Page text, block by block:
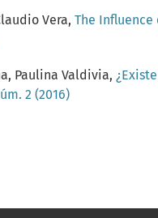
Vera, The
Paulina Valdivia,
2 (2016)